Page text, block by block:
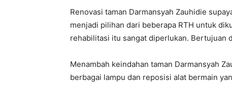
Renovasi taman Darmansyah Zauhidie
menjadi pilihan dari beberapa RTH untuk
rehabilitasi itu sangat diperlukan. Bertujuan
Menambah keindahan taman Darmansyah
berbagai lampu dan reposisi alat bermain